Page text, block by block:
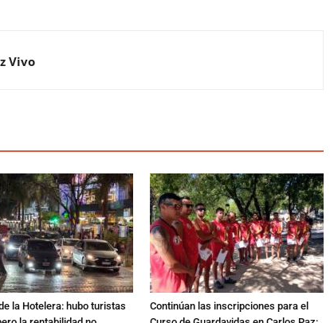
Vivo
la Hotelera: hubo turistas
Continúan las inscripciones para el